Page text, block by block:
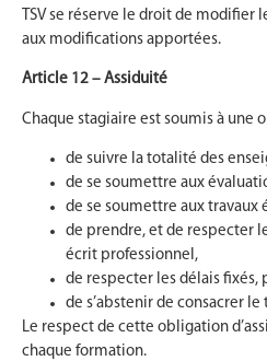
TSV se réserve le droit de
aux modifications apportées.
Article 12 – Assiduité
Chaque stagiaire est soumis à
de suivre la totalité des
de se soumettre aux
de se soumettre aux
de prendre, et de respecter
écrit professionnel,
de respecter les délais fixés,
de s’abstenir de consacrer
Le respect de cette obligation
chaque formation.